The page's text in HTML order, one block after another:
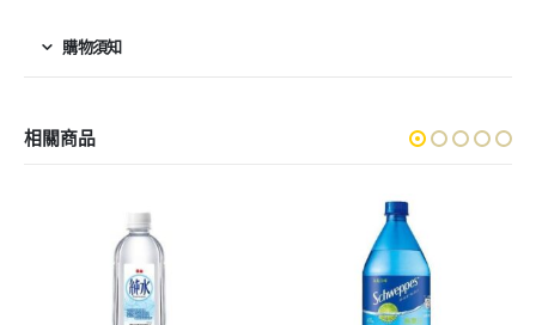
購物須知
相關商品